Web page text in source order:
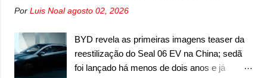
nosso mercado. Os importados que mais se
Renault R19 que vinha em 3 versões de
carroceria, sendo duas do hatch e o sedan, a
famosa Kia Besta, o Vol...
do motor 1.0 12v Turbo Flex, conhecido
a Fiat Strada soube ser mutável com
avanços importantes que a concorrência
nunca conseguiu acompanhar e agora ela
Por Luis Noal agosto 02, 2026
BYD revela as primeiras imagens teaser da
reestilização do Seal 06 EV na China; sedã
foi lançado há menos de dois anos e já